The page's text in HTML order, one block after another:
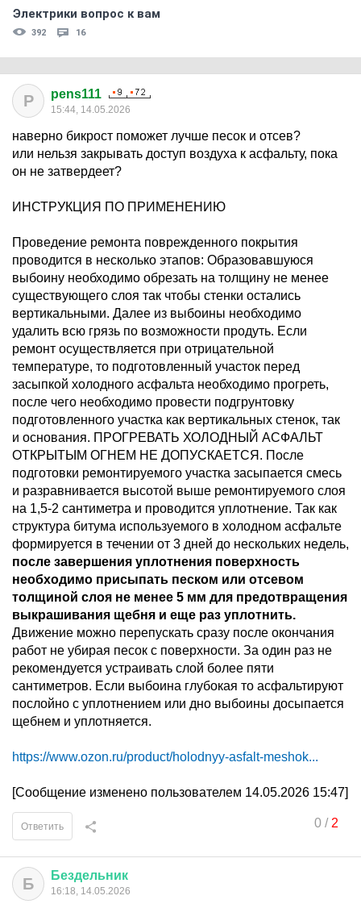
Электрики вопрос к вам
392 16
P pens111
15:44, 14.05.2026
наверно бикрост поможет лучше песок и отсев?
или нельзя закрывать доступ воздуха к асфальту, пока
он не затвердеет?
ИНСТРУКЦИЯ ПО ПРИМЕНЕНИЮ
Проведение ремонта поврежденного покрытия
проводится в несколько этапов: Образовавшуюся
выбоину необходимо обрезать на толщину не менее
существующего слоя так чтобы стенки остались
вертикальными. Далее из выбоины необходимо
удалить всю грязь по возможности продуть. Если
ремонт осуществляется при отрицательной
температуре, то подготовленный участок перед
засыпкой холодного асфальта необходимо прогреть,
после чего необходимо провести подгрунтовку
подготовленного участка как вертикальных стенок, так
и основания. ПРОГРЕВАТЬ ХОЛОДНЫЙ АСФАЛЬТ
ОТКРЫТЫМ ОГНЕМ НЕ ДОПУСКАЕТСЯ. После
подготовки ремонтируемого участка засыпается смесь
и разравнивается высотой выше ремонтируемого слоя
на 1,5-2 сантиметра и проводится уплотнение. Так как
структура битума используемого в холодном асфальте
формируется в течении от 3 дней до нескольких недель,
после завершения уплотнения поверхность
необходимо присыпать песком или отсевом
толщиной слоя не менее 5 мм для предотвращения
выкрашивания щебня и еще раз уплотнить.
Движение можно перепускать сразу после окончания
работ не убирая песок с поверхности. За один раз не
рекомендуется устраивать слой более пяти
сантиметров. Если выбоина глубокая то асфальтируют
послойно с уплотнением или дно выбоины досыпается
щебнем и уплотняется.
https://www.ozon.ru/product/holodnyy-asfalt-meshok...
[Сообщение изменено пользователем 14.05.2026 15:47]
0/ 2
Ответить
Б Бездельник
16:18, 14.05.2026